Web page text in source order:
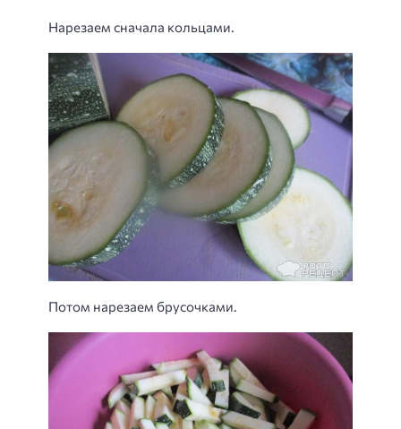
Нарезаем сначала кольцами.
Потом нарезаем брусочками.